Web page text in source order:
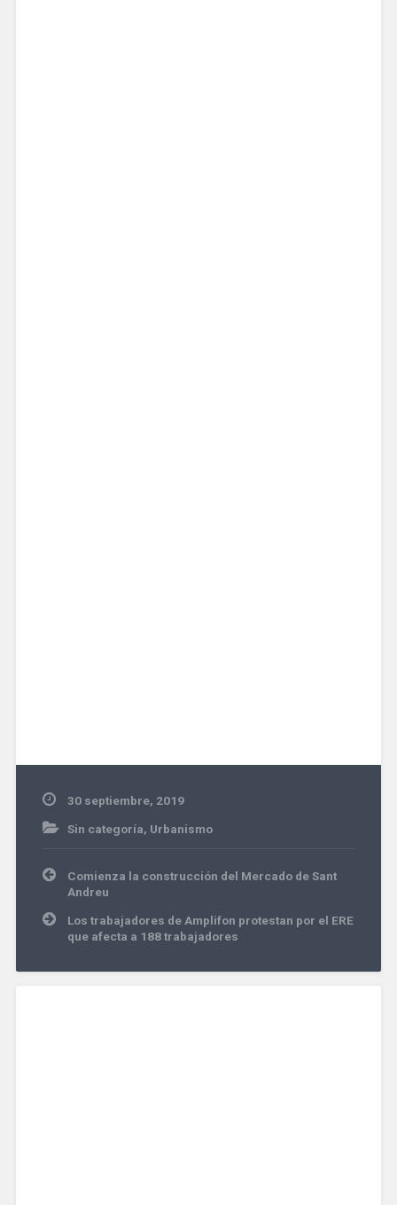
30 septiembre, 2019
Sin categoría, Urbanismo
Navegación
de
entradas
Comienza la construcción del Mercado de Sant
Andreu
Los trabajadores de Amplifon protestan por el ERE
que afecta a 188 trabajadores